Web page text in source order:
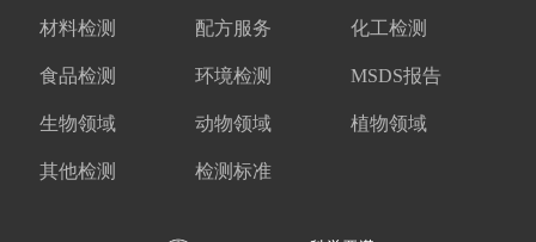
材料检测 配方服务 化工检测
食品检测 环境检测 MSDS报告
生物领域 动物领域 植物领域
其他检测 检测标准